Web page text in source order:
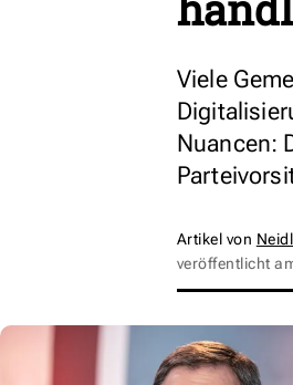
Viele
Nuancen:
Artikel von
veröffentlicht